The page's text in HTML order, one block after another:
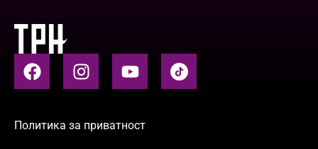
Политика за приватност